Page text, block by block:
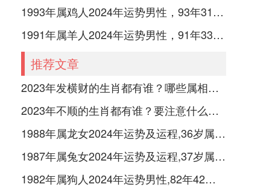
1993年属鸡人2024年运势男性，93年31岁属鸡男2024年每月运程怎么样
1991年属羊人2024年运势男性，91年33岁属羊男2024年每月运程怎么样
推荐文章
2023年发横财的生肖都有谁？哪些属相财运旺盛？
2023年不顺的生肖都有谁？要注意什么呢？
1988年属龙女2024年运势及运程,36岁属龙人2024全年每月运势女性如何
1987年属兔女2024年运势及运程,37岁属兔人2024全年每月运势女性如何
1982年属狗人2024年运势男性,82年42岁属狗男2024年每月运程怎么样